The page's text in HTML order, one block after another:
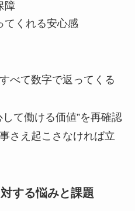
障
てくれる安心感
べて数字で返ってくる
て働ける価値”を再確認
さえ起こさなければ立
する悩みと課題